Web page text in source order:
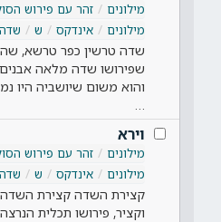
מילונים זהר עם פירוש
מילונים
אינדקס ש שדה
שדה טרשין כפר טרשא,
שפירושו שדה מלאה אבנים
והוא משום שיושביה היו
וירא
מילונים זהר עם פירוש
מילונים
אינדקס ש שדה
קצירת השדה קצירת
וקציר, פירושו תכלית